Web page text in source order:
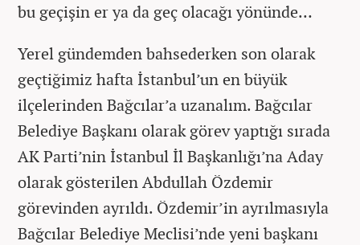
bu geçişin er ya da geç olacağı yönünde…
Yerel gündemden bahsederken son olarak
geçtiğimiz hafta İstanbul’un en büyük
ilçelerinden Bağcılar’a uzanalım. Bağcılar
Belediye Başkanı olarak görev yaptığı sırada
AK Parti’nin İstanbul İl Başkanlığı’na Aday
olarak gösterilen Abdullah Özdemir
görevinden ayrıldı. Özdemir’in ayrılmasıyla
Bağcılar Belediye Meclisi’nde yeni başkanı